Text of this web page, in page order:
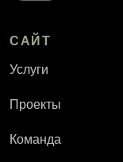
САЙТ
Услуги
Проекты
Команда